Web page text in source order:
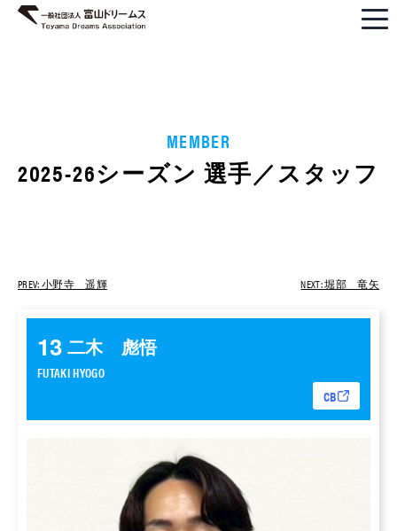
MEMBER
2025-26シーズン 選手／スタッフ
PREV: 小野寺 遥輝 NEXT: 堀部 ⻯⽮
13 二木 彪悟
FUTAKI HYOGO
CB